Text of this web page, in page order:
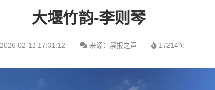
大堰竹韵-​李则琴
2026-02-12 17:31:12 来源：晨报之声 17214℃